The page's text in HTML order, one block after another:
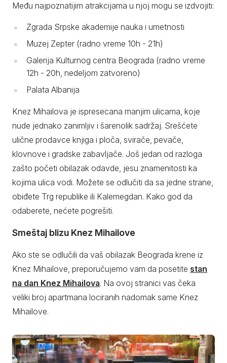
Među najpoznatijim atrakcijama u njoj mogu se izdvojiti:
Zgrada Srpske akademije nauka i umetnosti
Muzej Zepter (radno vreme 10h - 21h)
Galerija Kulturnog centra Beograda (radno vreme
12h - 20h, nedeljom zatvoreno)
Palata Albanija
Knez Mihailova je ispresecana manjim ulicama, koje
nude jednako zanimljiv i šarenolik sadržaj. Srešćete
ulične prodavce knjiga i ploča, svirače, pevače,
klovnove i gradske zabavljače. Još jedan od razloga
zašto početi obilazak odavde, jesu znamenitosti ka
kojima ulica vodi. Možete se odlučiti da sa jedne strane,
obiđete Trg republike ili Kalemegdan. Kako god da
odaberete, nećete pogrešiti.
Smeštaj blizu Knez Mihailove
Ako ste se odlučili da vaš obilazak Beograda krene iz
Knez Mihailove, preporučujemo vam da posetite stan
na dan Knez Mihailova. Na ovoj stranici vas čeka
veliki broj apartmana lociranih nadomak same Knez
Mihailove.